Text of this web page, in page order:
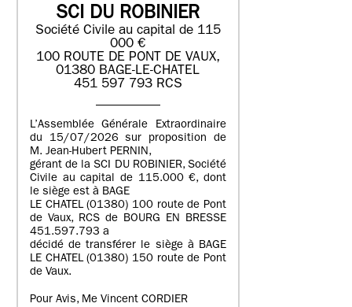
SCI DU ROBINIER
Société Civile au capital de 115
000 €
100 ROUTE DE PONT DE VAUX,
01380 BAGE-LE-CHATEL
451 597 793 RCS
L’Assemblée Générale Extraordinaire
du 15/07/2026 sur proposition de
M. Jean-Hubert PERNIN,
gérant de la SCI DU ROBINIER, Société
Civile au capital de 115.000 €, dont
le siège est à BAGE
LE CHATEL (01380) 100 route de Pont
de Vaux, RCS de BOURG EN BRESSE
451.597.793 a
décidé de transférer le siège à BAGE
LE CHATEL (01380) 150 route de Pont
de Vaux.
Pour Avis, Me Vincent CORDIER